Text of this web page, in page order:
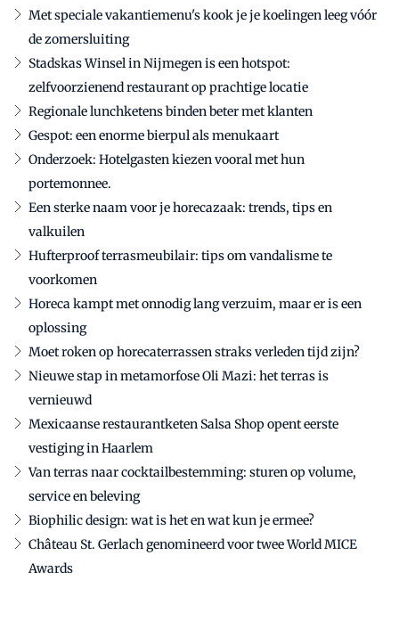
Met speciale vakantiemenu's kook je je koelingen leeg vóór
de zomersluiting
Stadskas Winsel in Nijmegen is een hotspot:
zelfvoorzienend restaurant op prachtige locatie
Regionale lunchketens binden beter met klanten
Gespot: een enorme bierpul als menukaart
Onderzoek: Hotelgasten kiezen vooral met hun
portemonnee.
Een sterke naam voor je horecazaak: trends, tips en
valkuilen
Hufterproof terrasmeubilair: tips om vandalisme te
voorkomen
Horeca kampt met onnodig lang verzuim, maar er is een
oplossing
Moet roken op horecaterrassen straks verleden tijd zijn?
Nieuwe stap in metamorfose Oli Mazi: het terras is
vernieuwd
Mexicaanse restaurantketen Salsa Shop opent eerste
vestiging in Haarlem
Van terras naar cocktailbestemming: sturen op volume,
service en beleving
Biophilic design: wat is het en wat kun je ermee?
Château St. Gerlach genomineerd voor twee World MICE
Awards